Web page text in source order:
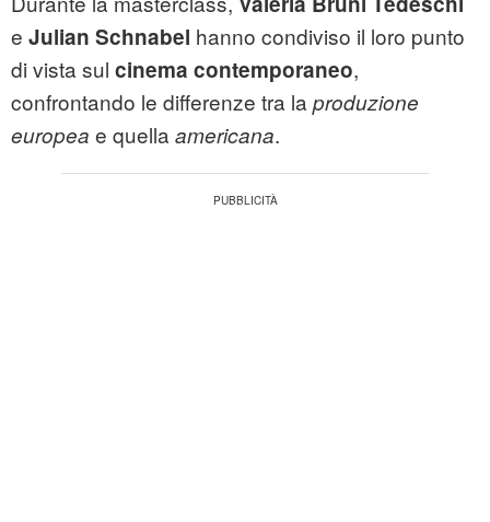
e Julian Schnabel hanno condiviso il loro punto
di vista sul cinema contemporaneo,
confrontando le differenze tra la produzione
europea e quella americana.